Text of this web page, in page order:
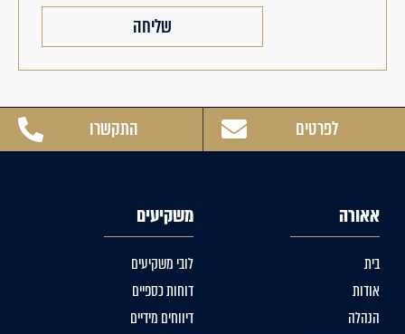
שליחה
לפרטים התקשרו
אאורה
בית
אודות
הנהלה
משקיעים
לובי משקיעים
דוחות כספיים
דיווחים מידיים